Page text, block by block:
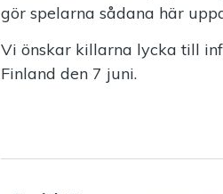
gör spelarna sådana här
Vi önskar killarna lycka till
Finland den 7 juni.